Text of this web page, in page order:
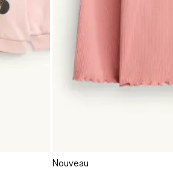
Nouveau